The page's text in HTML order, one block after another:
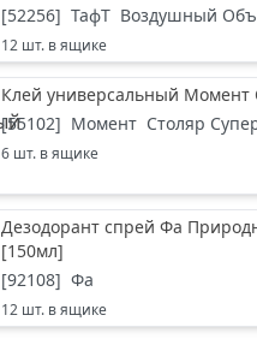
[52256] ТафТ Воздушный
12 шт. в ящике
Клей универсальный Момент
[55102] Момент Столяр
6 шт. в ящике
Дезодорант спрей Фа
[150мл]
[92108] Фа
12 шт. в ящике